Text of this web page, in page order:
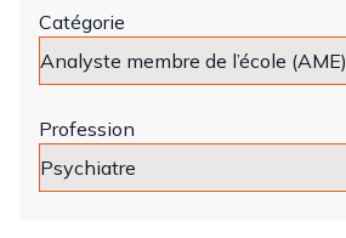
Catégorie
Profession